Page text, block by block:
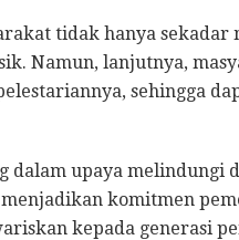
tidak hanya sekadar
Namun, lanjutnya,
sehingga
dalam upaya melindungi
komitmen
kepada generasi